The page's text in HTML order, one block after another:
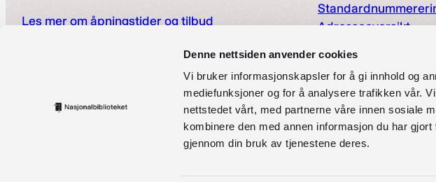
Denne nettsiden anvender cookies
Vi bruker informasjonskapsler for å gi innhold og
mediefunksjoner og for å analysere trafikken vår.
nettstedet vårt, med partnerne våre innen sosiale
kombinere den med annen informasjon du har
gjennom din bruk av tjenestene deres.
Les mer om åpningstider og tilbud
Finsetveien 2, Mo i Rana
Adresseoversikt
Presse
Offentlig postjournal
Om oss
Pliktavlevering